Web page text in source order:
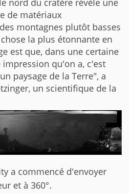
nord du cratère révèle une
de matériaux
montagnes plutôt basses
la plus étonnante en
est que, dans une certaine
qu'on a, c'est
paysage de la Terre", a
un scientifique de la
a commencé d'envoyer
et à 360°.